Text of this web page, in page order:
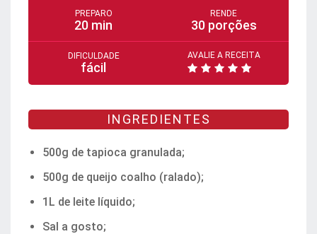
PREPARO
20 min
RENDE
30 porções
DIFICULDADE
fácil
AVALIE A RECEITA
INGREDIENTES
500g de tapioca granulada;
500g de queijo coalho (ralado);
1L de leite líquido;
Sal a gosto;